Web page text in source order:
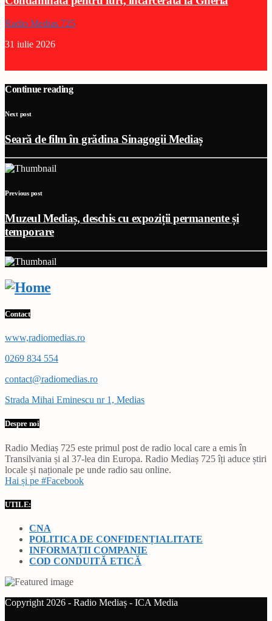
Radio Medias 725
31 iulie 2026
Continue reading
Next post
Seară de film în grădina Sinagogii Mediaș
Previous post
Muzeul Mediaș, deschis cu expoziții permanente și
temporare
Contact
www,radiomedias.ro
0269 834 554
contact@radiomedias.ro
Strada Mihai Eminescu nr 1, Medias
Despre noi
Radio Mediaș 725 este primul post de radio local care a emis în
Transilvania și al 37-lea din Europa. Radio Mediaș 725 îți aduce știri
locale și naționale pe unde radio sau online.
Hai și pe #Facebook
UTILE:
CNA
POLITICA DE CONFIDENȚIALITATE
INFORMAȚII COMPANIE
COD CONDUITĂ ETICĂ
Copyright 2026 - Radio Mediaș - ICA Media